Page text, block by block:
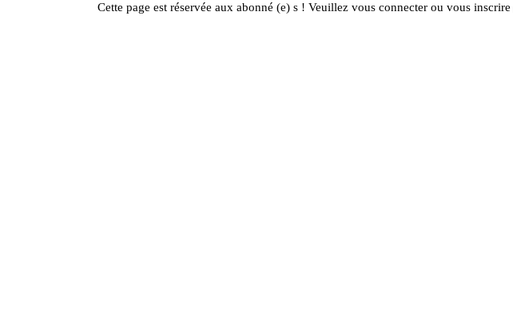
Cette page est réservée aux abonné (e) s ! Veuillez vous connecter ou vous inscrire